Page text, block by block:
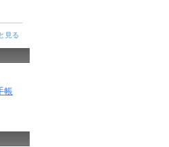
見る
帳